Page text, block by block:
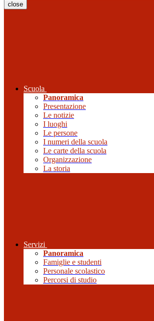
close
Scuola
Panoramica
Presentazione
Le notizie
I luoghi
Le persone
I numeri della scuola
Le carte della scuola
Organizzazione
La storia
Servizi
Panoramica
Famiglie e studenti
Personale scolastico
Percorsi di studio